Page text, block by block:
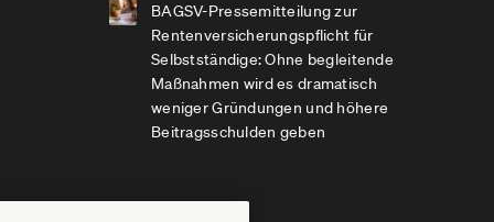
BAGSV-Pressemitteilung zur
Rentenversicherungspflicht für
Selbstständige: Ohne begleitende
Maßnahmen wird es dramatisch
weniger Gründungen und höhere
Beitragsschulden geben